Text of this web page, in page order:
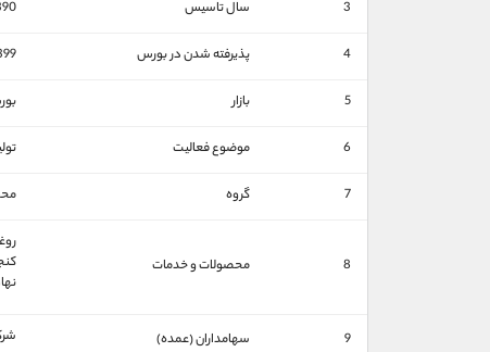
3 سال تاسیس
4 پذیرفته شدن در بورس
5 بازار
6 موضوع فعالیت
7 گروه
8 محصولات و خدمات
9 سهامداران (عمده)